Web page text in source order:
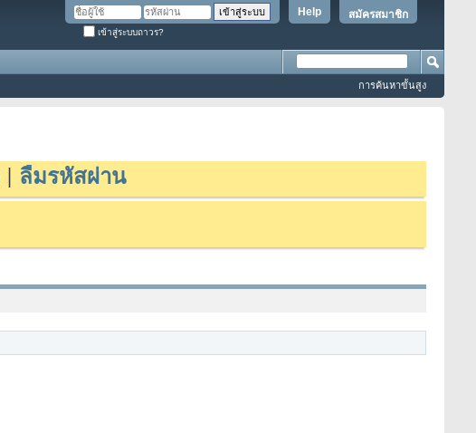
สมัครสมาชิก
Help
เข้าสู่ระบบถาวร?
การค้นหาขั้นสูง
ลืมรหัสผ่าน